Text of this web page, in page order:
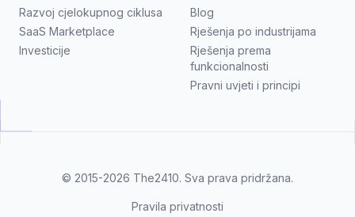
Razvoj cjelokupnog ciklusa
SaaS Marketplace
Investicije
Blog
Rješenja po industrijama
Rješenja prema
funkcionalnosti
Pravni uvjeti i principi
© 2015-2026 The2410. Sva prava pridržana.
Pravila privatnosti